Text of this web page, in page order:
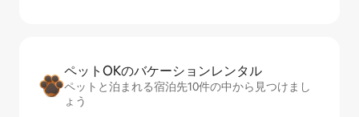
ペットOKのバ⁠ケ⁠ー⁠シ⁠ョ⁠ンレ⁠ン⁠タ⁠ル
ペットと泊まれる宿泊先10件の中から見つけまし
ょう